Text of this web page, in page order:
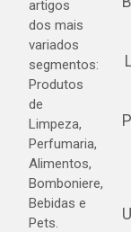
artigos
dos mais
variados
segmentos:
Produtos
de
Limpeza,
Perfumaria,
Alimentos,
Bomboniere,
Bebidas e
Pets.